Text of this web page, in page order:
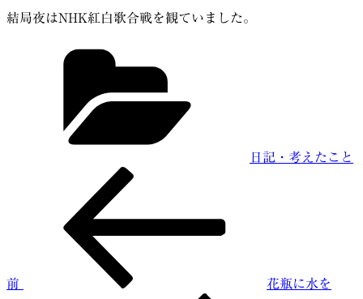
結局夜はNHK紅白歌合戦を観ていました。
日記・考えたこと
ゲ
前
花瓶に水を